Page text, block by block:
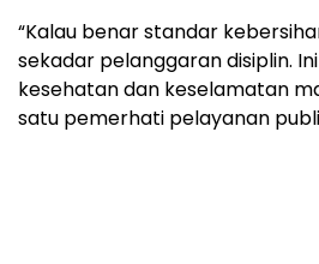
“Kalau benar standar
sekadar pelanggaran disiplin.
kesehatan dan keselamatan
satu pemerhati pelayanan